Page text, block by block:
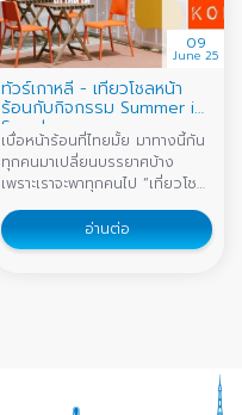
09
June 25
ทัวร์เกาหลี - เที่ยวโชลหน้า
ร้อนกับกิจกรรม Summer in
Seoul
เบื่อหน้าร้อนที่ไทยมั้ย มาทางนี้กัน
ทุกคนมาเปลี่ยนบรรยาศบ้าง
เพราะเราจะพาทุกคนไป “เที่ยวโชล
ไปเที่ยวเกาหลีใต้ในช่วงฤดูร้อนที่
เด็ดดวงกัน
อ่านต่อ